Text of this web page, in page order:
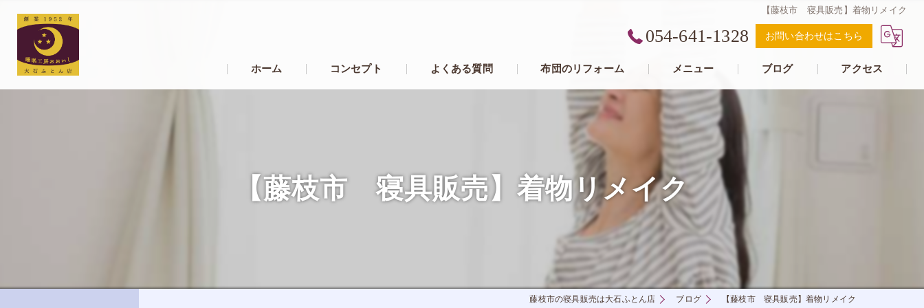
【藤枝市 寝具販売】着物リメイク
054-641-1328 お問い合わせはこちら
ホーム コンセプト よくある質問 布団のリフォーム メニュー ブログ アクセス
【藤枝市 寝具販売】着物リメイク
藤枝市の寝具販売は大石ふとん店 ブログ 【藤枝市 寝具販売】着物リメイク